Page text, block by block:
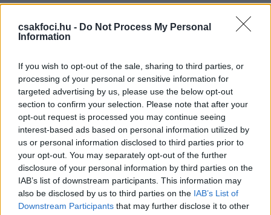
csakfoci.hu - Do Not Process My Personal
Information
If you wish to opt-out of the sale, sharing to third parties, or
processing of your personal or sensitive information for
targeted advertising by us, please use the below opt-out
section to confirm your selection. Please note that after your
opt-out request is processed you may continue seeing
interest-based ads based on personal information utilized by
us or personal information disclosed to third parties prior to
your opt-out. You may separately opt-out of the further
disclosure of your personal information by third parties on the
IAB’s list of downstream participants. This information may
also be disclosed by us to third parties on the IAB’s List of
Downstream Participants that may further disclose it to other
Crystal Palace:A Palace 75 éves menedzsere, a
legendás Roy Hodgson közel áll ahhoz, hogy aláírja
új, egyéves szerződését a klubbal. (Star)
SPANYOLORSZÁG
Barcelona : Fabrizio Romano szerint Deco 90
százalékban már elfogadta a katalánok ajánlatát,
így minden bizonnyal ő lesz a klub új
sportigazgatója, miután Mateu Alemany és Jordi
Cruyff is elhagyja a Barcát.
Atlético Madrid / Real Madrid:"Letépem a fejed!":
Volt csapattársára támadt a brutálisan kigyúrt
Fernando Torres - videó